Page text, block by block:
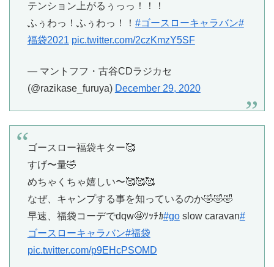
テンション上がるぅっっ！！！
ふぅわっ！ふぅわっ！！ #ゴースローキャラバン#
福袋2021 pic.twitter.com/2czKmzY5SF
— マントフフ・古谷CDラジカセ
(@razikase_furuya) December 29, 2020
ゴースロー福袋キター🥰
すげ〜量🤣
めちゃくちゃ嬉しい〜🥰🥰🥰
なぜ、キャンプする事を知っているのか🤣🤣🤣
早速、福袋コーデでdqw🤩ｿｯﾁｶ#goslow caravan#
ゴースローキャラバン#福袋
pic.twitter.com/p9EHcPSOMD